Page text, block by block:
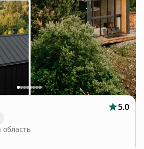
5.0
область